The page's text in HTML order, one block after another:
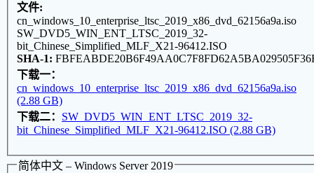
文件:
cn_windows_10_enterprise_ltsc_2019_x86_dvd_62156a9a.iso
SW_DVD5_WIN_ENT_LTSC_2019_32-
bit_Chinese_Simplified_MLF_X21-96412.ISO
SHA-1:
下载一：
cn_windows_10_enterprise_ltsc_2019_x86_dvd_62156a9a.iso
(2.88 GB)
下载二： SW_DVD5_WIN_ENT_LTSC_2019_32-
bit_Chinese_Simplified_MLF_X21-96412.ISO (2.88 GB)
简体中文 – Windows Server 2019